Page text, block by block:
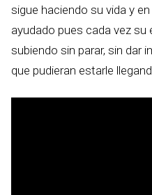
sigue haciendo su vida y
ayudado pues cada vez su
subiendo sin parar, sin dar
que pudieran estarle